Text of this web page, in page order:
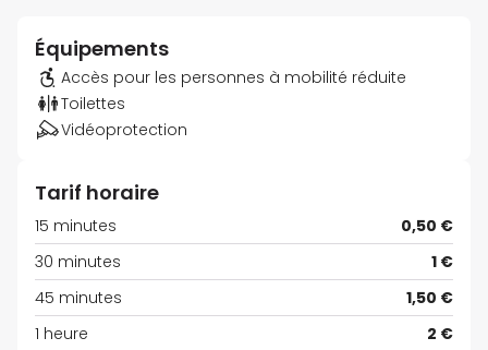
Équipements
Accès pour les personnes à mobilité réduite
Toilettes
Vidéoprotection
Tarif horaire
15 minutes
0,50 €
30 minutes
1 €
45 minutes
1,50 €
1 heure
2 €